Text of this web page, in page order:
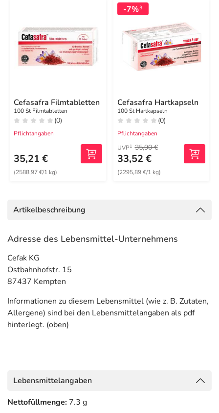
Cefasafra Filmtabletten
100 St Filmtabletten
(0)
Pflichtangaben
35,21 €
(2588,97 €/1 kg)
-7%3
Cefasafra Hartkapseln
100 St Hartkapseln
(0)
Pflichtangaben
UVP1 35,90 €
33,52 €
(2295,89 €/1 kg)
Artikelbeschreibung
Adresse des Lebensmittel-Unternehmens
Cefak KG
Ostbahnhofstr. 15
87437 Kempten
Informationen zu diesem Lebensmittel (wie z. B. Zutaten,
Allergene) sind bei den Lebensmittelangaben als pdf
hinterlegt. (oben)
Lebensmittelangaben
Nettofüllmenge: 7.3 g